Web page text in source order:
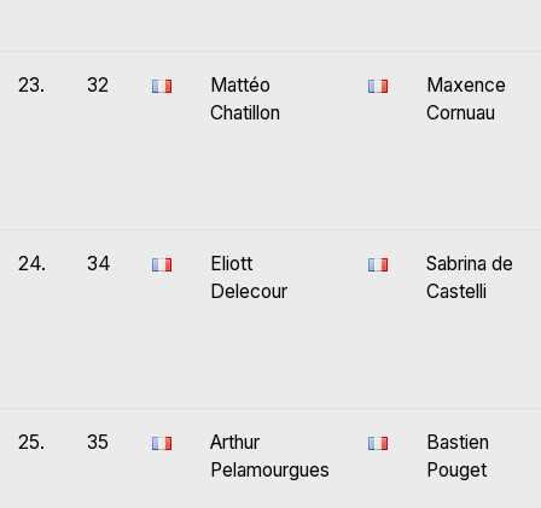
23. 32
Mattéo
Chatillon
Maxence
Cornuau
24. 34
Eliott
Delecour
Sabrina de
Castelli
25. 35
Arthur
Pelamourgues
Bastien
Pouget